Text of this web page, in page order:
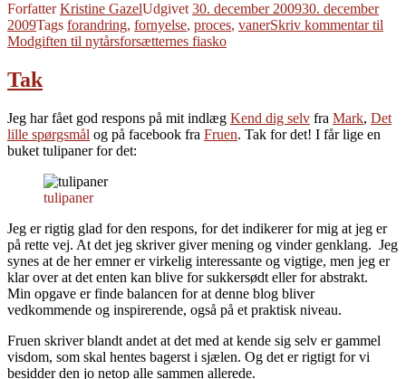
ForfatterKristine GazelUdgivet30. december 200930. december
2009Tags forandring, fornyelse, proces, vanerSkriv kommentartil
Modgiften til nytårsforsætternes fiasko
Tak
Jeg har fået god respons på mit indlæg Kend dig selv fra Mark, Det
lille spørgsmål og på facebook fra Fruen. Tak for det! I får lige en
buket tulipaner for det:
tulipaner
Jeg er rigtig glad for den respons, for det indikerer for mig at jeg er
på rette vej. At det jeg skriver giver mening og vinder genklang. Jeg
synes at de her emner er virkelig interessante og vigtige, men jeg er
klar over at det enten kan blive for sukkersødt eller for abstrakt.
Min opgave er finde balancen for at denne blog bliver
vedkommende og inspirerende, også på et praktisk niveau.
Fruen skriver blandt andet at det med at kende sig selv er gammel
visdom, som skal hentes bagerst i sjælen. Og det er rigtigt for vi
besidder den jo netop alle sammen allerede.